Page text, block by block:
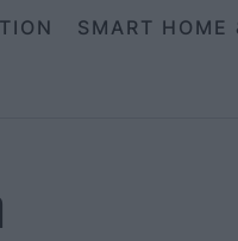
SMART HOME